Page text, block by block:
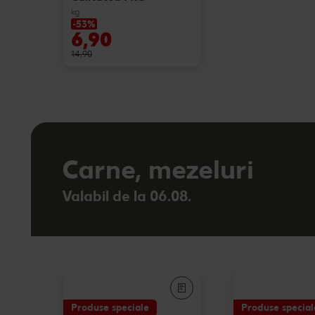
kg
-53%
6,90
14,90
Carne, mezeluri
Valabil de la 06.08.
Produse speciale Produse